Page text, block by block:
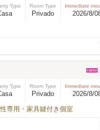
Type Room Type
Privado
Immediate
2026/8/
Type Room Type
Privado
Immediate
2026/8/
専用・家具鍵付き個室